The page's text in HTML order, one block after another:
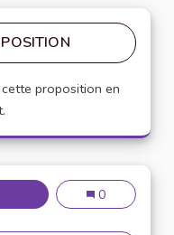
proposition en
CHAOS SOCCER
Funny Chaos
0